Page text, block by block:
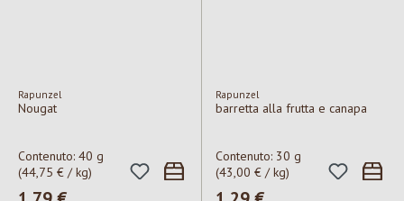
Rapunzel
Nougat
Contenuto: 40 g
(44,75 € / kg)
Rapunzel
barretta alla frutta e canapa
Contenuto: 30 g
(43,00 € / kg)